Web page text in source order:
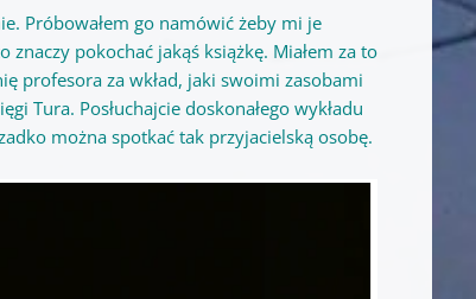
Próbowałem go namówić żeby mi je
znaczy pokochać jakąś książkę. Miałem za to
profesora za wkład, jaki swoimi zasobami
Tura. Posłuchajcie doskonałego wykładu
można spotkać tak przyjacielską osobę.